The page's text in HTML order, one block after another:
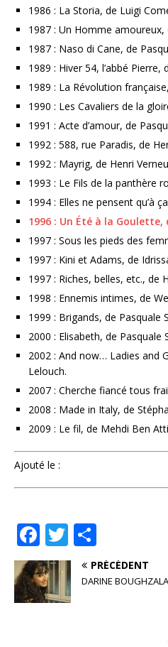
1986 : La Storia, de Luigi
1987 : Un Homme amoureux,
1987 : Naso di Cane, de
1989 : Hiver 54, l’abbé Pierre,
1989 : La Révolution
1990 : Les Cavaliers de la
1991 : Acte d’amour, de
1992 : 588, rue Paradis, de
1992 : Mayrig, de Henri
1993 : Le Fils de la panthère
1994 : Elles ne pensent qu’à
1996 : Un Été à la Goulette,
1997 : Sous les pieds des
1997 : Kini et Adams, de
1997 : Riches, belles, etc., de
1998 : Ennemis intimes, de
1999 : Brigands, de Pasquale
2000 : Elisabeth, de Pasquale
2002 : And now… Ladies and
Lelouch.
2007 : Cherche fiancé tous
2008 : Made in Italy, de
2009 : Le fil, de Mehdi Ben
Ajouté le :
F
a
c
e
T
w
it
te
ar
ta
PRÉCÉDENT
DARINE BOUGHZALA